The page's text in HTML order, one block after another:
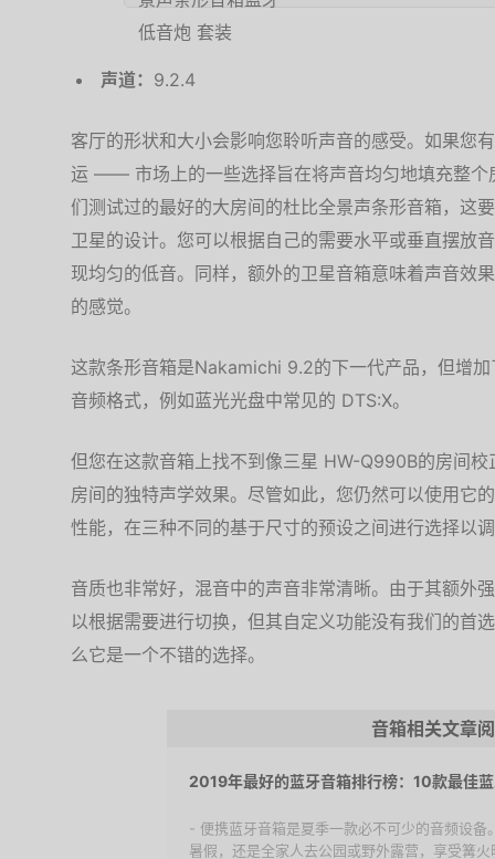
声道： 9.2.4
客厅的形状和大小会影响您聆听声音的感受。如果您
运 —— 市场上的一些选择旨在将声音均匀地填充整
们测试过的最好的大房间的杜比全景声条形音箱，这
卫星的设计。您可以根据自己的需要水平或垂直摆放
现均匀的低音。同样，额外的卫星音箱意味着声音效
的感觉。
这款条形音箱是Nakamichi 9.2的下一代产品，但增
音频格式，例如蓝光光盘中常见的 DTS:X。
但您在这款音箱上找不到像三星 HW-Q990B的房间
房间的独特声学效果。尽管如此，您仍然可以使用它
性能，在三种不同的基于尺寸的预设之间进行选择以
音质也非常好，混音中的声音非常清晰。由于其额外
以根据需要进行切换，但其自定义功能没有我们的首
么它是一个不错的选择。
音箱相关文章
2019年最好的蓝牙音箱排行榜：10款最佳
- 便携蓝牙音箱是夏季一款必不可少的音频设备
暑假，还是全家人去公园或野外露营，享受篝